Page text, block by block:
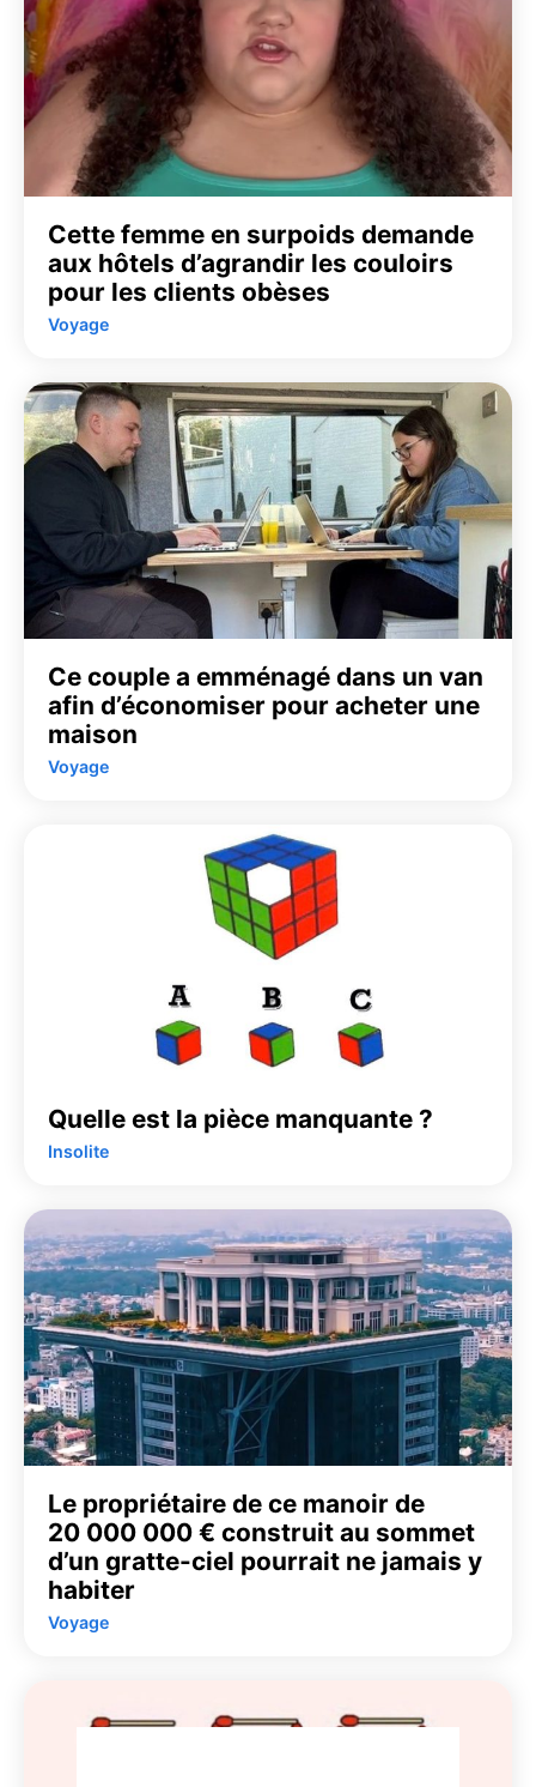
Cette femme en surpoids demande
aux hôtels d’agrandir les couloirs
pour les clients obèses
Voyage
Ce couple a emménagé dans un van
afin d’économiser pour acheter une
maison
Voyage
Quelle est la pièce manquante ?
Insolite
Le propriétaire de ce manoir de
20 000 000 € construit au sommet
d’un gratte-ciel pourrait ne jamais y
habiter
Voyage